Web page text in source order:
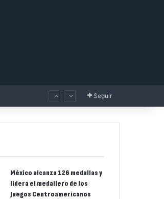
Seguir
México alcanza 126 medallas y
lidera el medallero de los
Juegos Centroamericanos